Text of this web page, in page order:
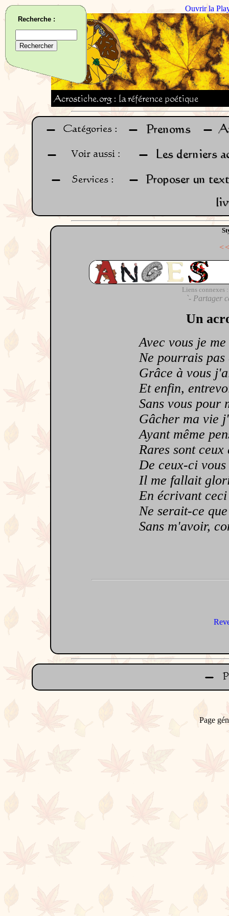
Ouvrir la
Liens connexes :
`- Partager
Un
Avec vous je me
Ne pourrais pas
Grâce à vous j'ai
Et enfin,
Sans vous pour
Gâcher ma vie
Ayant même
Rares sont ceux
De ceux-ci vous
Il me fallait
En écrivant ceci
Ne serait-ce que
Sans m'avoir,
Recherche :
Page